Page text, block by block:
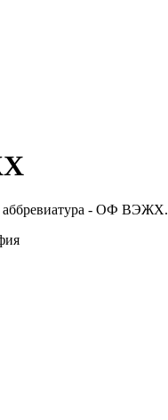
аббревиатура - ОФ ВЭЖХ.